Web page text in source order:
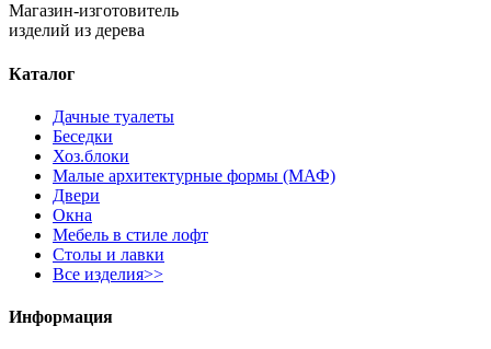
Магазин-изготовитель
изделий из дерева
Каталог
Дачные туалеты
Беседки
Хоз.блоки
Малые архитектурные формы (МАФ)
Двери
Окна
Мебель в стиле лофт
Столы и лавки
Все изделия>>
Информация